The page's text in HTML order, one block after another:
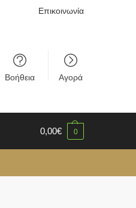
Επικοινωνία
Βοήθεια Αγορά
0,00€ 0